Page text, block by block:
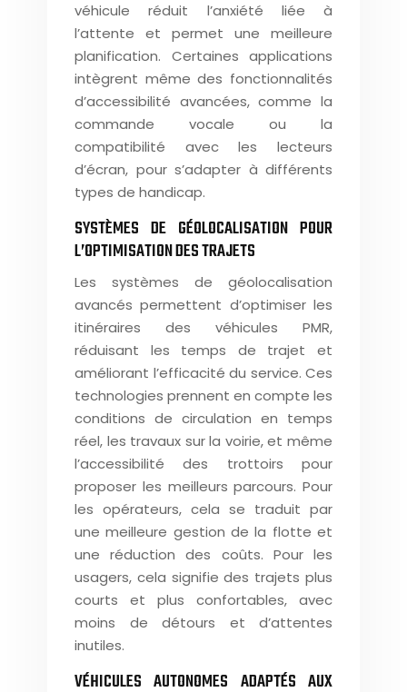
véhicule réduit l’anxiété liée à
l’attente et permet une meilleure
planification. Certaines applications
intègrent même des fonctionnalités
d’accessibilité avancées, comme la
commande vocale ou la
compatibilité avec les lecteurs
d’écran, pour s’adapter à différents
types de handicap.
SYSTÈMES DE GÉOLOCALISATION POUR
L’OPTIMISATION DES TRAJETS
Les systèmes de géolocalisation
avancés permettent d’optimiser les
itinéraires des véhicules PMR,
réduisant les temps de trajet et
améliorant l’efficacité du service. Ces
technologies prennent en compte les
conditions de circulation en temps
réel, les travaux sur la voirie, et même
l’accessibilité des trottoirs pour
proposer les meilleurs parcours. Pour
les opérateurs, cela se traduit par
une meilleure gestion de la flotte et
une réduction des coûts. Pour les
usagers, cela signifie des trajets plus
courts et plus confortables, avec
moins de détours et d’attentes
inutiles.
VÉHICULES AUTONOMES ADAPTÉS AUX